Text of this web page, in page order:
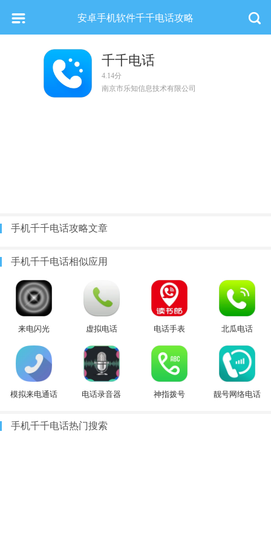
安卓手机软件千千电话攻略
千千电话
4.14分
南京市乐知信息技术有限公司
手机千千电话攻略文章
手机千千电话相似应用
来电闪光 虚拟电话 电话手表 北瓜电话
模拟来电通话 电话录音器 神指拨号 靓号网络电话
手机千千电话热门搜索